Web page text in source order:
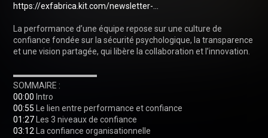
https://exfabrica.kit.com/newsletter-...
La performance d’une équipe repose sur une culture de
confiance fondée sur la sécurité psychologique, la transparence
et une vision partagée, qui libère la collaboration et l’innovation.
▬▬▬▬▬▬▬▬▬▬
00:00
00:55
01:27
03:12